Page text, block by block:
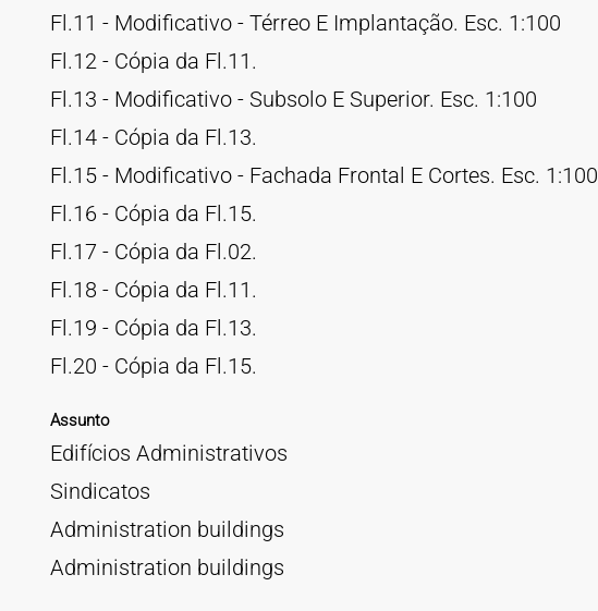
Fl.11 - Modificativo - Térreo E Implantação. Esc. 1:100
Fl.12 - Cópia da Fl.11.
Fl.13 - Modificativo - Subsolo E Superior. Esc. 1:100
Fl.14 - Cópia da Fl.13.
Fl.15 - Modificativo - Fachada Frontal E Cortes. Esc. 1:100
Fl.16 - Cópia da Fl.15.
Fl.17 - Cópia da Fl.02.
Fl.18 - Cópia da Fl.11.
Fl.19 - Cópia da Fl.13.
Fl.20 - Cópia da Fl.15.
Assunto
Edifícios Administrativos
Sindicatos
Administration buildings
Administration buildings